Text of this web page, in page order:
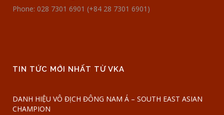
Phone: 028 7301 6901 (+84 28 7301 6901)
TIN TỨC MỚI NHẤT TỪ VKA
DANH HIỆU VÔ ĐỊCH ĐÔNG NAM Á – SOUTH EAST ASIAN
CHAMPION